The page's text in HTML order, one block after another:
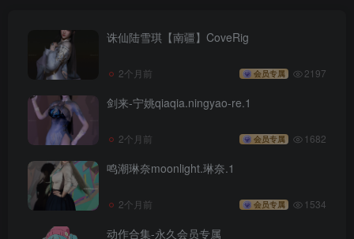
诛仙陆雪琪【南疆】CoveRig
2个月前 会员专属 2197
剑来-宁姚qiaqia.ningyao-re.1
2个月前 会员专属 1682
鸣潮琳奈moonlight.琳奈.1
2个月前 会员专属 1534
动作合集-永久会员专属